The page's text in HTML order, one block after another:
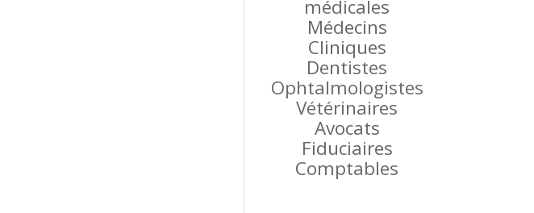
médicales
Médecins
Cliniques
Dentistes
Ophtalmologistes
Vétérinaires
Avocats
Fiduciaires
Comptables